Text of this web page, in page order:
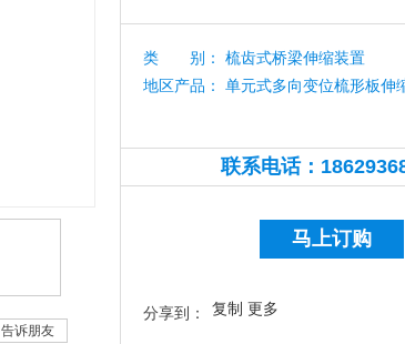
告诉朋友
类 别：
梳齿式桥梁伸缩装置
地区产品：
单元式多向变位梳形板伸
联系电话：
马上订购
分享到： 复制 更多